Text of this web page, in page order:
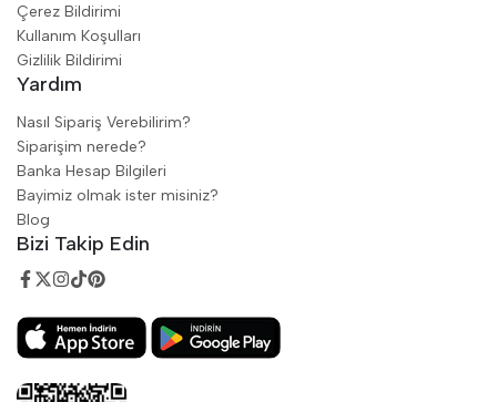
Çerez Bildirimi
Kullanım Koşulları
Gizlilik Bildirimi
Yardım
Nasıl Sipariş Verebilirim?
Siparişim nerede?
Banka Hesap Bilgileri
Bayimiz olmak ister misiniz?
Blog
Bizi Takip Edin